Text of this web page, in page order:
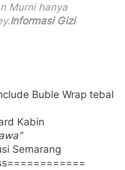
Murni hanya
Informasi Gizi
Buble Wrap tebal
Kabin
Semarang